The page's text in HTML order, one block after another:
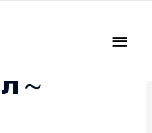
Main
～